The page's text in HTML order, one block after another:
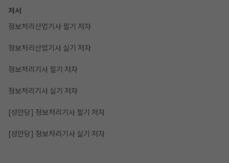
저서
정보처리산업기사 필기 저자
정보처리산업기사 실기 저자
정보처리기사 필기 저자
정보처리기사 실기 저자
[성안당] 정보처리기사 필기 저자
[성안당] 정보처리기사 실기 저자